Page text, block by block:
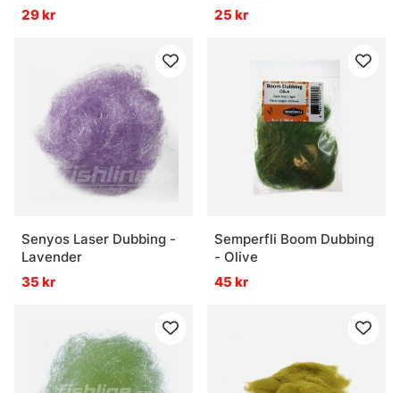
29 kr
25 kr
Senyos Laser Dubbing -
Lavender
35 kr
Semperfli Boom Dubbing
- Olive
45 kr